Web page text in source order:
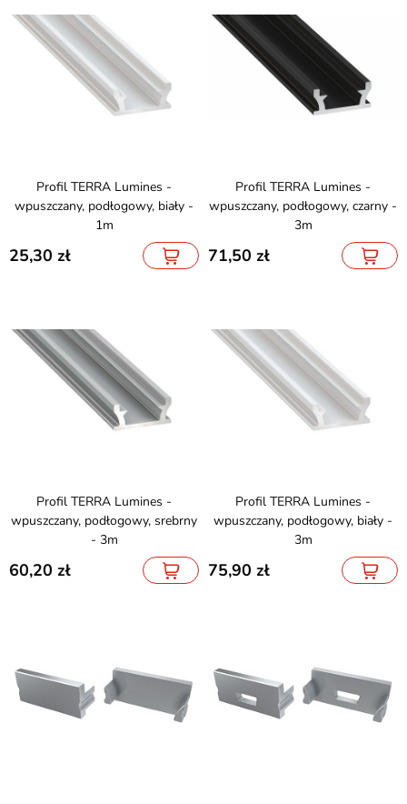
Profil TERRA Lumines -
wpuszczany, podłogowy, biały -
1m
25,30
Profil TERRA Lumines -
wpuszczany, podłogowy, czarny -
3m
71,50
Profil TERRA Lumines -
wpuszczany, podłogowy, srebrny
- 3m
60,20
Profil TERRA Lumines -
wpuszczany, podłogowy, biały -
3m
75,90